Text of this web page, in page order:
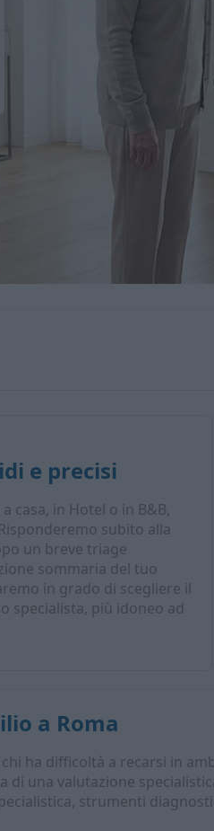
e precisi
casa, in Hotel o in B&B,
Risponderemo subito alla
un breve triage
sommaria del tuo
in grado di scegliere il
specialista, più idoneo ad
a Roma
ha difficoltà a recarsi in
una valutazione
strumenti